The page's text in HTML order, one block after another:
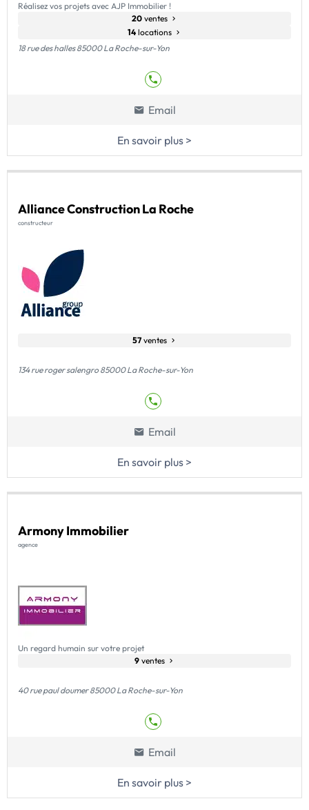
Réalisez vos projets avec AJP Immobilier !
20ventes
14locations
18 rue des halles 85000 La Roche-sur-Yon
Email
En savoir plus >
Alliance Construction La Roche
constructeur
57ventes
134 rue roger salengro 85000 La Roche-sur-Yon
Email
En savoir plus >
Armony Immobilier
agence
Un regard humain sur votre projet
9ventes
40 rue paul doumer 85000 La Roche-sur-Yon
Email
En savoir plus >